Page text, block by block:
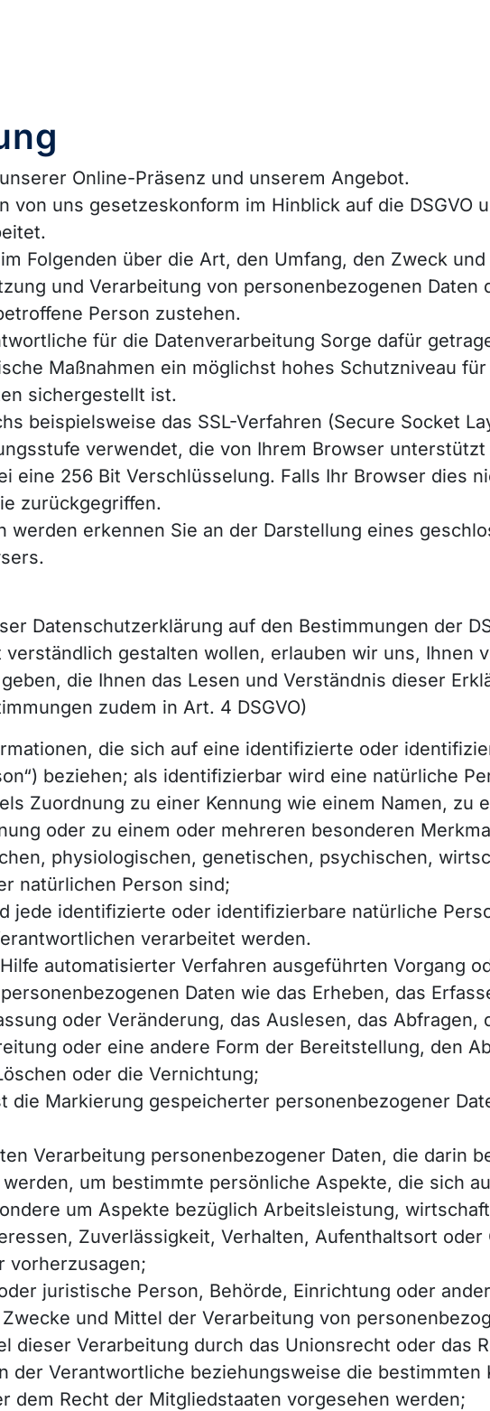
Online-Präsenz und unserem Angebot.
von uns gesetzeskonform im Hinblick auf die DSGVO
Folgenden über die Art, den Umfang, den Zweck
und Verarbeitung von personenbezogenen Daten
Person zustehen.
für die Datenverarbeitung Sorge dafür
Maßnahmen ein möglichst hohes Schutzniveau
sichergestellt ist.
beispielsweise das SSL-Verfahren (Secure Socket
verwendet, die von Ihrem Browser
eine 256 Bit Verschlüsselung. Falls Ihr Browser dies
zurückgegriffen.
werden erkennen Sie an der Darstellung eines
Datenschutzerklärung auf den Bestimmungen der
gestalten wollen, erlauben wir uns, Ihnen
die Ihnen das Lesen und Verständnis dieser
zudem in Art. 4 DSGVO)
die sich auf eine identifizierte oder
beziehen; als identifizierbar wird eine natürliche
Zuordnung zu einer Kennung wie einem Namen, zu
oder zu einem oder mehreren besonderen
physiologischen, genetischen, psychischen,
natürlichen Person sind;
jede identifizierte oder identifizierbare natürliche
verarbeitet werden.
automatisierter Verfahren ausgeführten Vorgang
Daten wie das Erheben, das
oder Veränderung, das Auslesen, das Abfragen,
oder eine andere Form der Bereitstellung, den
oder die Vernichtung;
die Markierung gespeicherter personenbezogener
Verarbeitung personenbezogener Daten, die darin
um bestimmte persönliche Aspekte, die sich
um Aspekte bezüglich Arbeitsleistung,
Zuverlässigkeit, Verhalten, Aufenthaltsort
vorherzusagen;
juristische Person, Behörde, Einrichtung oder
und Mittel der Verarbeitung von
dieser Verarbeitung durch das Unionsrecht oder das
der Verantwortliche beziehungsweise die bestimmten
dem Recht der Mitgliedstaaten vorgesehen werden;